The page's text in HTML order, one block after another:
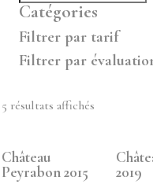
Catégories
Filtrer par tarif
Filtrer par
5 résultats affichés
popularité
Château
Peyrabon 2015
2019